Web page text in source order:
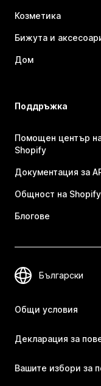
Козметика
Бижута и
Дом
Поддръжка
Помощен център
Shopify
Документация за
Общност на Shopify
Блогове
Общи условия
Декларация за
Вашите избори за